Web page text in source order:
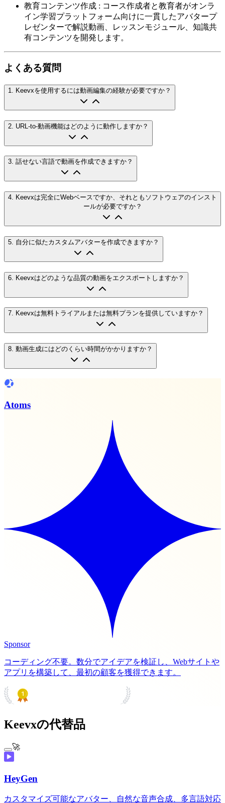
教育コンテンツ作成 : コース作成者と教育者がオンラ
イン学習プラットフォーム向けに一貫したアバタープ
レゼンターで解説動画、レッスンモジュール、知識共
有コンテンツを開発します。
よくある質問
1 Keevxを使用するには動画編集の経験が必要ですか？
2 URL-to-動画機能はどのように動作しますか？
3. 話せない言語で動画を作成できますか？
4. Keevxは完全にWebベースですか、それともソフトウェアのインスト
ールが必要ですか？
5 自分に似たカスタムアバターを作成できますか？
6 Keevxはどのような品質の動画をエクスポートしますか？
7. Keevxは無料トライアルまたは無料プランを提供していますか？
8 動画生成にはどのくらい時間がかかりますか？
Atoms
Sponsor
コーディング不要。数分でアイデアを検証し、Webサイトや
アプリを構築して、最初の顧客を獲得できます。
Keevxの代替品
🚀
HeyGen
カスタマイズ可能なアバター、自然な音声合成、多言語対応